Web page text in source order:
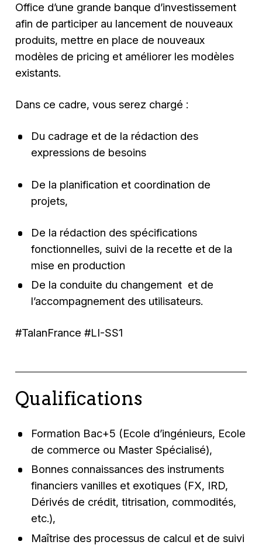
Office d’une grande banque d’investissement
afin de participer au lancement de nouveaux
produits, mettre en place de nouveaux
modèles de pricing et améliorer les modèles
existants.
Dans ce cadre, vous serez chargé :
Du cadrage et de la rédaction des
expressions de besoins
De la planification et coordination de
projets,
De la rédaction des spécifications
fonctionnelles, suivi de la recette et de la
mise en production
De la conduite du changement et de
l’accompagnement des utilisateurs.
#TalanFrance #LI-SS1
Qualifications
Formation Bac+5 (Ecole d’ingénieurs, Ecole
de commerce ou Master Spécialisé),
Bonnes connaissances des instruments
financiers vanilles et exotiques (FX, IRD,
Dérivés de crédit, titrisation, commodités,
etc.),
Maîtrise des processus de calcul et de suivi